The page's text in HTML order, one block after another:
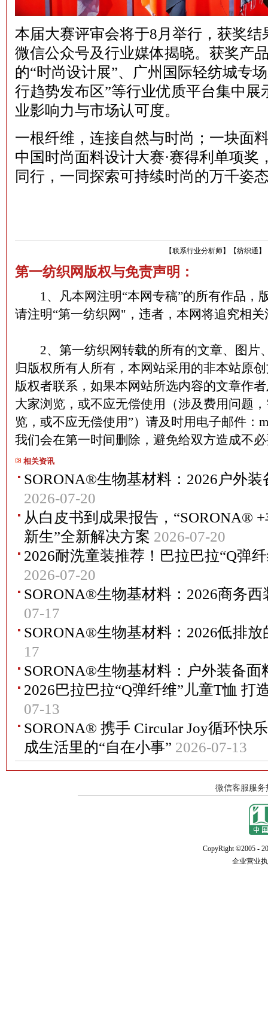
本届大赛评审会将于8月举行，获奖结
微信公众号及行业媒体揭晓。获奖产
的“时尚设计展”、广州国际轻纺城专
行趋势发布区”等行业优质平台集中
业影响力与市场认可度。
一根纤维，连接自然与时尚；一块面
中国时尚面料设计大赛·赛得利单项奖
同行，一同探索可持续时尚的万千姿
【纺织通 】
【联系行业分析师】
第一纺织网版权与免责声明：
1、凡本网注明“本网专稿”的所有作品，
请注明“第一纺织网"，违者，本网将追究相
2、第一纺织网转载的所有的文章、图片
归版权所有人所有，本网站采用的非本站原
版权者联系，如果本网站所选内容的文章作
大家浏览，或不应无偿使用（涉及费用问题
览，或不应无偿使用”）请及时用电子邮件：
我们会在第一时间删除，避免给双方造成不
相关资讯
SORONA®生物基材料：2026户外
2026-07-20
从白皮书到成果报告，“SORONA®
新生”全新解决方案 2026-07-20
2026耐洗童装推荐！巴拉巴拉“Q弹
2026-07-20
SORONA®生物基材料：2026商务
07-17
SORONA®生物基材料：2026低排
17
SORONA®生物基材料：户外装备面
2026巴拉巴拉“Q弹纤维”儿童T恤 打
07-13
SORONA® 携手 Circular Joy循环快
成生活里的“自在小事” 2026-07-13
CopyRight ©2005 -
企业营业